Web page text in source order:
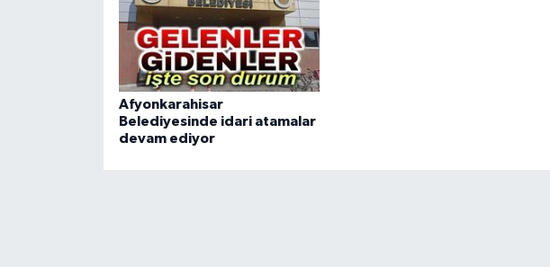
Afyonkarahisar
Belediyesinde idari atamalar
devam ediyor